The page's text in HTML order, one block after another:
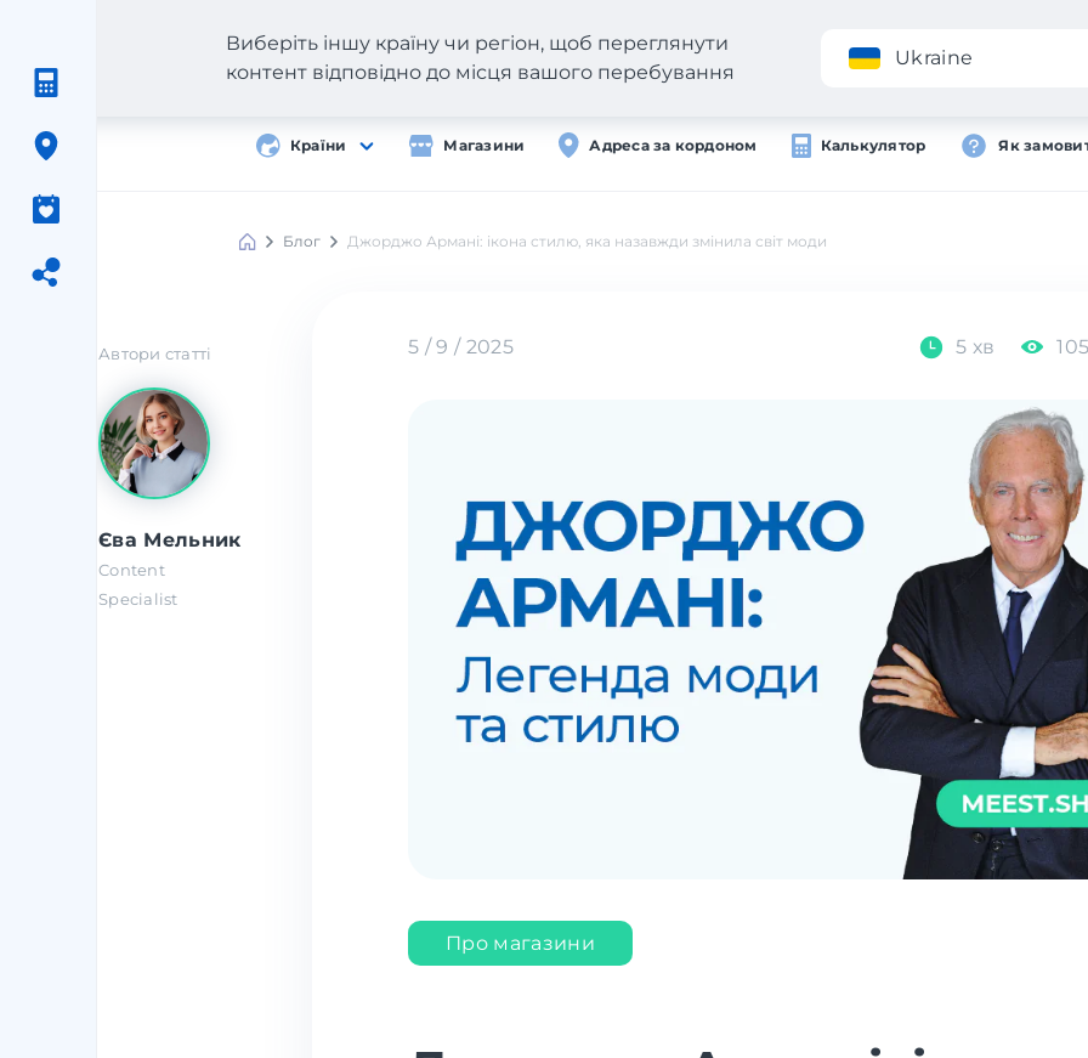
Додаток
Країни Магазини Адреса за кордоном Калькулятор Як
Виберіть іншу країну чи регіон, щоб переглянути
контент відповідно до місця вашого перебування
Ukraine
Блог Джорджо Армані: ікона стилю, яка назавжди змінила світ моди
5 / 9 / 2025 5 хв
Автори статті
Єва Мельник
Content
Specialist
Про магазини